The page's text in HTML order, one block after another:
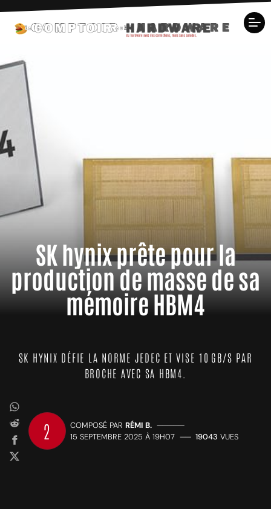
SK hynix prête pour la
production de masse de sa
mémoire HBM4
SK HYNIX DÉFIE LA NORME JEDEC ET VISE 10 GB/S PAR
BROCHE AVEC SA HBM4.
2 COMPOSÉ PAR RÉMI B. —————
15 SEPTEMBRE 2025 À 19H07 —— 19043 VUES